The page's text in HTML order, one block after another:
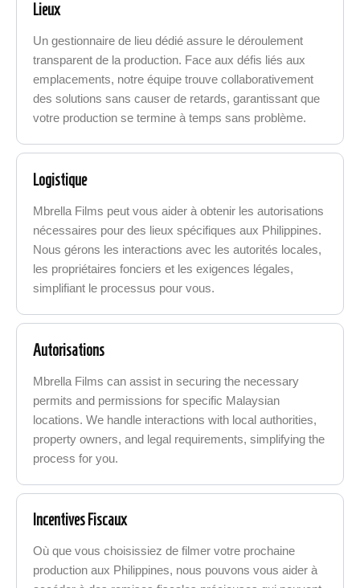
Lieux
Un gestionnaire de lieu dédié assure le déroulement
transparent de la production. Face aux défis liés aux
emplacements, notre équipe trouve collaborativement
des solutions sans causer de retards, garantissant que
votre production se termine à temps sans problème.
Logistique
Mbrella Films peut vous aider à obtenir les autorisations
nécessaires pour des lieux spécifiques aux Philippines.
Nous gérons les interactions avec les autorités locales,
les propriétaires fonciers et les exigences légales,
simplifiant le processus pour vous.
Autorisations
Mbrella Films can assist in securing the necessary
permits and permissions for specific Malaysian
locations. We handle interactions with local authorities,
property owners, and legal requirements, simplifying the
process for you.
Incentives Fiscaux
Où que vous choisissiez de filmer votre prochaine
production aux Philippines, nous pouvons vous aider à